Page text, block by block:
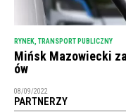
RYNEK TRANSPORT PUBLICZNY
Mińsk Mazowiecki
ów
08/09/2022
PARTNERZY